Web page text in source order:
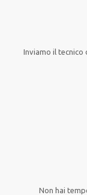
Inviamo il tecnico
Non hai